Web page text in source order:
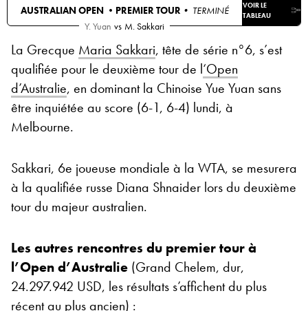
AUSTRALIAN OPEN • PREMIER TOUR • TERMINÉ
VOIR LE
TABLEAU
Y. Yuan vs M. Sakkari
La Grecque Maria Sakkari, tête de série n°6, s’est
qualifiée pour le deuxième tour de l‘Open
d’Australie, en dominant la Chinoise Yue Yuan sans
être inquiétée au score (6-1, 6-4) lundi, à
Melbourne.
Sakkari, 6e joueuse mondiale à la WTA, se mesurera
à la qualifiée russe Diana Shnaider lors du deuxième
tour du majeur australien.
Les autres rencontres du premier tour à
l’Open d’Australie (Grand Chelem, dur,
24.297.942 USD, les résultats s’affichent du plus
récent au plus ancien) :